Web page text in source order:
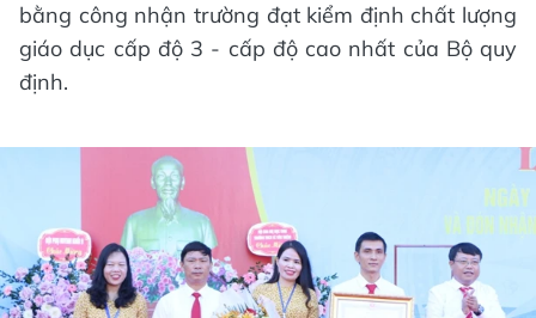
bằng công nhận trường đạt kiểm định chất lượng
giáo dục cấp độ 3 - cấp độ cao nhất của Bộ quy
định.